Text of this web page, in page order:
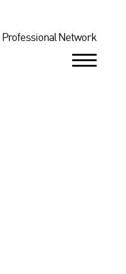
Professional Network